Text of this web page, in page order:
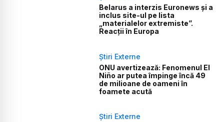
Belarus a interzis Euronews și a
inclus site-ul pe lista
„materialelor extremiste”.
Reacții în Europa
Știri Externe
ONU avertizează: Fenomenul El
Niño ar putea împinge încă 49
de milioane de oameni în
foamete acută
Știri Externe